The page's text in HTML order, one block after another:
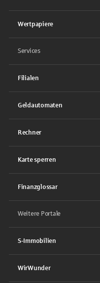
Wertpapiere
Services
Filialen
Geldautomaten
Rechner
Karte sperren
Finanzglossar
Weitere Portale
S-Immobilien
WirWunder